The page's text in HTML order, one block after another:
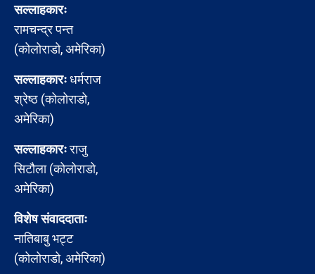
सल्लाहकारः
रामचन्द्र पन्त
(कोलोराडो, अमेरिका)
सल्लाहकारःधर्मराज
श्रेष्ठ (कोलोराडो,
अमेरिका)
सल्लाहकारःराजु
सिटौला (कोलोराडो,
अमेरिका)
विशेष संवाददाताः
नातिबाबु भट्ट
(कोलोराडो, अमेरिका)